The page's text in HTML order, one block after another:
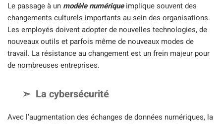
Le passage à un modèle numériqueimplique souvent des
changements culturels importants au sein des organisations.
Les employés doivent adopter de nouvelles technologies, de
nouveaux outils et parfois même de nouveaux modes de
travail. La résistance au changement est un frein majeur pour
de nombreuses entreprises.
La cybersécurité
Avec l’augmentation des échanges de données numériques, la